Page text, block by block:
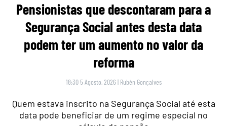
Pensionistas que descontaram para a
Segurança Social antes desta data
podem ter um aumento no valor da
reforma
18:30 5 Agosto, 2026 | Rubén Gonçalves
Quem estava inscrito na Segurança Social até esta
data pode beneficiar de um regime especial no